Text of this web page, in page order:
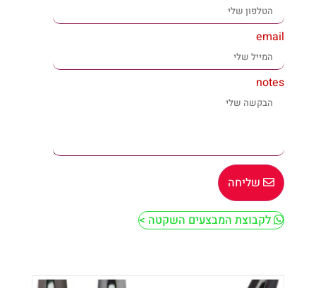
email
notes
שליחה
לקבוצת המבצעים השקטה >